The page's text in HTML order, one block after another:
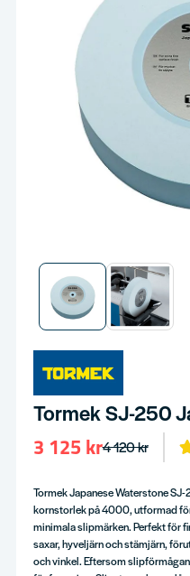
Tormek SJ-250
4 120 kr
3 125 kr
Tormek Japanese Waterstone
kornstorlek på 4000, utformad
minimala slipmärken. Perfekt för
saxar, hyveljärn och stämjärn,
och vinkel. Eftersom